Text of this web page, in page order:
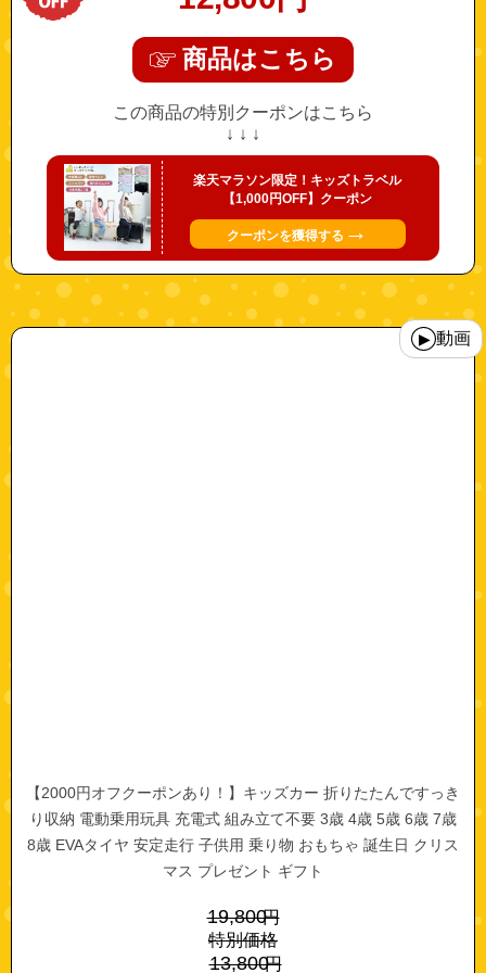
楽天マラソン限定！キッズトラベル
【1,000円OFF】クーポン
クーポンを獲得する →
この商品の特別クーポンはこちら
↓ ↓ ↓
商品はこちら
"kidscar"
▶ 動画
【2000円オフクーポンあり！】キッズカー 折りたたんですっき
り収納 電動乗用玩具 充電式 組み立て不要 3歳 4歳 5歳 6歳 7歳
8歳 EVAタイヤ 安定走行 子供用 乗り物 おもちゃ 誕生日 クリス
マス プレゼント ギフト
19,800円
特別価格
13,800円